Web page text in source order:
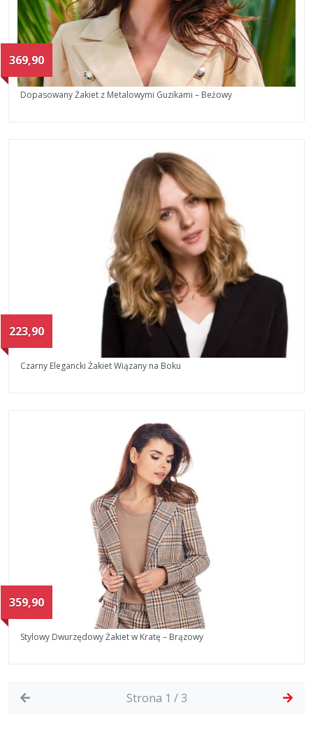
369,90
Dopasowany Żakiet z Metalowymi Guzikami – Beżowy
223,90
Czarny Elegancki Żakiet Wiązany na Boku
359,90
Stylowy Dwurzędowy Żakiet w Kratę – Brązowy
Strona 1 / 3